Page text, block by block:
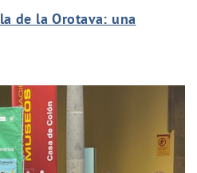
de la Orotava: una